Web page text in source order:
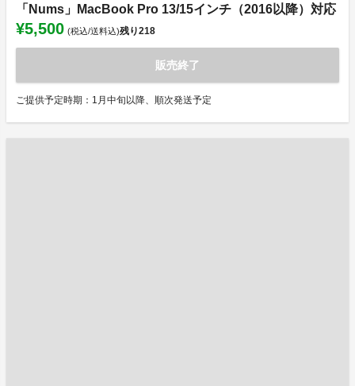
「Nums」MacBook Pro 13/15インチ（2016以降）対応
¥5,500 (税込/送料込)残り218
販売終了
ご提供予定時期：1月中旬以降、順次発送予定